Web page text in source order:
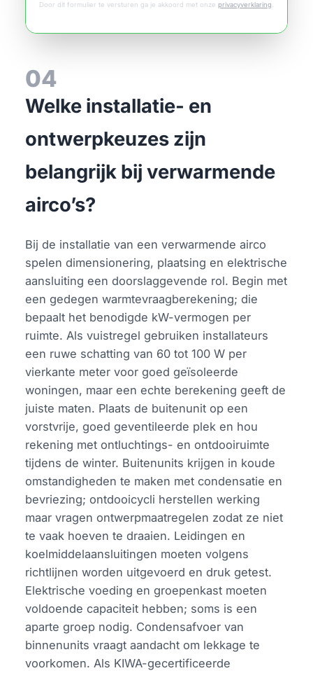
Door dit formulier te versturen ga je akkoord met onze privacyverklaring.
04
Welke installatie- en
ontwerpkeuzes zijn
belangrijk bij verwarmende
airco’s?
Bij de installatie van een verwarmende airco
spelen dimensionering, plaatsing en elektrische
aansluiting een doorslaggevende rol. Begin met
een gedegen warmtevraagberekening; die
bepaalt het benodigde kW-vermogen per
ruimte. Als vuistregel gebruiken installateurs
een ruwe schatting van 60 tot 100 W per
vierkante meter voor goed geïsoleerde
woningen, maar een echte berekening geeft de
juiste maten. Plaats de buitenunit op een
vorstvrije, goed geventileerde plek en hou
rekening met ontluchtings- en ontdooiruimte
tijdens de winter. Buitenunits krijgen in koude
omstandigheden te maken met condensatie en
bevriezing; ontdooicycli herstellen werking
maar vragen ontwerpmaatregelen zodat ze niet
te vaak hoeven te draaien. Leidingen en
koelmiddelaansluitingen moeten volgens
richtlijnen worden uitgevoerd en druk getest.
Elektrische voeding en groepenkast moeten
voldoende capaciteit hebben; soms is een
aparte groep nodig. Condensafvoer van
binnenunits vraagt aandacht om lekkage te
voorkomen. Als KIWA-gecertificeerde